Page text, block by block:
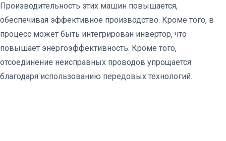
Производительность этих машин повышается,
обеспечивая эффективное производство. Кроме того, в
процесс может быть интегрирован инвертор, что
повышает энергоэффективность. Кроме того,
отсоединение неисправных проводов упрощается
благодаря использованию передовых технологий.